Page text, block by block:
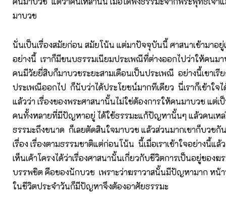
มาบวช
นั่นเป็นเรื่องสมัยก่อน สมัยโน้น แต่มาปัจจุบันนี้ ศาสนาเข้ามาอยู่
อย่างนี้ เราก็มีขนบธรรมเนียมประเพณีที่ต่างออกไปว่าให้คนม
คนมีวัยยี่สิบก็มาบวชระยะสามเดือนเป็นประเพณี อย่างนี้เขาเรี
ประเพณีออกไป ก็นับว่าได้ประโยชน์มากทีเดียว นี่เราก็เข้าใจ
แล้วว่า เรื่องของพระศาสนานั้นไม่ใช่ต้องการให้คนมาบวช แต่เ
คนทั้งหลายที่มีปัญหาอยู่ ได้ใช้ธรรมะแก้ปัญหานั้นๆ แล้วคนเหล่
ธรรมะถึงขนาด ก็เลยตัดสินใจมาบวช แล้วส่วนมากเขาก็บวชกั
เรื่อง เรื่องตามธรรมชาติแต่ก่อนโน้น นี้เมื่อเราเข้าใจอย่างนี้แล้
เห็นเค้าโครงได้ว่าเรื่องศาสนานั้นเกี่ยวกับชีวิตการเป็นอยู่ของฆ
บรรพชิต คือของนักบวช เพราะว่าฆราวาสนั้นมีปัญหามาก หน้
ในชีวิตประจำวันก็มีปัญหาจึงต้องอาศัยธรรมะ